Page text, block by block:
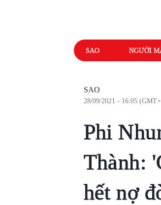
SAO NGƯỜI
SAO
28/09/2021 - 16:05
Phi
Thành:
hết nợ